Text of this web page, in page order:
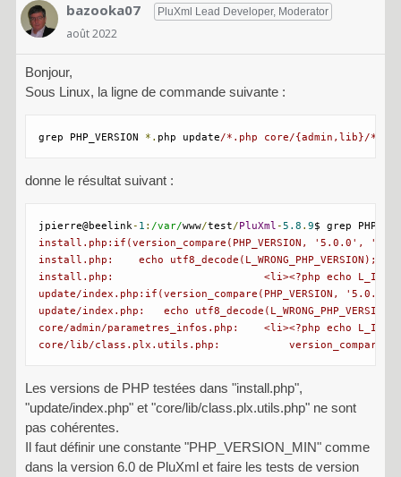
bazooka07 PluXml Lead Developer, Moderator
août 2022
Bonjour,
Sous Linux, la ligne de commande suivante :
grep PHP_VERSION *. php update/*.php core/{admin,lib}/*.php
donne le résultat suivant :
jpierre@beelink- 1 : /var/www/test/PluXml - 5.8 . 9$ grep
install.php:if(version_compare(PHP_VERSION, '5.0.0',
install.php:    echo utf8_decode(L_WRONG_PHP_VERSION);
install.php:                        <li><?php echo
update/index.php:if(version_compare(PHP_VERSION,
update/index.php:   echo utf8_decode(L_WRONG_PHP_VERSION);
core/admin/parametres_infos.php:    <li><?php echo
core/lib/class.plx.utils.php:
Les versions de PHP testées dans "install.php",
"update/index.php" et "core/lib/class.plx.utils.php" ne sont
pas cohérentes.
Il faut définir une constante "PHP_VERSION_MIN" comme
dans la version 6.0 de PluXml et faire les tests de version